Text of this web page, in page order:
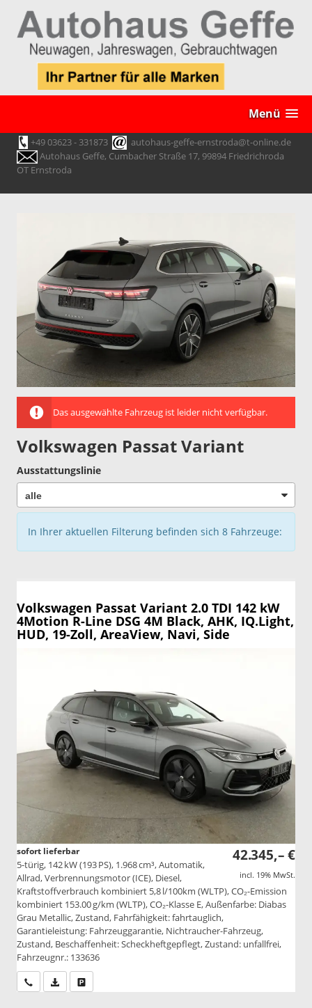
Menü
+49 03623 - 331873
autohaus-geffe-ernstroda@t-online.de
Autohaus Geffe, Cumbacher Straße 17, 99894 Friedrichroda
OT Ernstroda
Das ausgewählte Fahrzeug ist leider nicht verfügbar.
Volkswagen Passat Variant
Ausstattungslinie
In Ihrer aktuellen Filterung befinden sich 8 Fahrzeuge:
Volkswagen Passat Variant 2.0 TDI 142 kW
4Motion R-Line DSG 4M Black, AHK, IQ.Light,
HUD, 19-Zoll, AreaView, Navi, Side
42.345,– €
incl. 19% MwSt.
sofort lieferbar
5-türig, 142 kW (193 PS), 1.968 cm³, Automatik,
Allrad, Verbrennungsmotor (ICE), Diesel,
Kraftstoffverbrauch kombiniert 5,8 l/100km (WLTP), CO₂-Emission
kombiniert 153.00 g/km (WLTP), CO₂-Klasse E, Außenfarbe: Diabas
Grau Metallic, Zustand, Fahrfähigkeit: fahrtauglich,
Garantieleistung: Fahrzeuggarantie, Nichtraucher-Fahrzeug,
Zustand, Beschaffenheit: Scheckheftgepflegt, Zustand: unfallfrei,
Fahrzeugnr.: 133636
Wir rufen Sie anPDF-Datei, Fahrzeugexposé drucken